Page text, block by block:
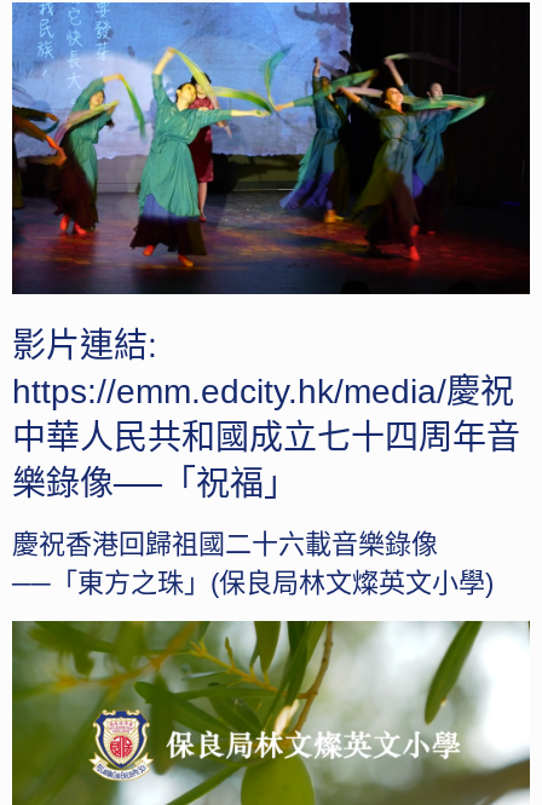
影片連結:
https://emm.edcity.hk/media/慶祝
中華人民共和國成立七十四周年音
樂錄像──「祝福」
慶祝香港回歸祖國二十六載音樂錄像
──「東方之珠」(保良局林文燦英文小學)